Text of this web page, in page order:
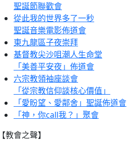
聖誕節聯歡會
從此我的世界多了一秒
聖誕音樂電影佈道會
東九龍區子夜崇拜
基督教尖沙咀潮人生命堂
「美善平安夜」佈道會
六宗教領袖座談會
「從宗教信仰談核心價值」
「愛盼望、愛鄰舍」聖誕佈道會
「神，你call我？」聚會
【教會之聲】